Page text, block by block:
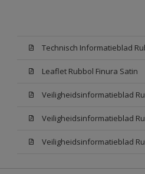
Leaflet Rubbol Finura Satin